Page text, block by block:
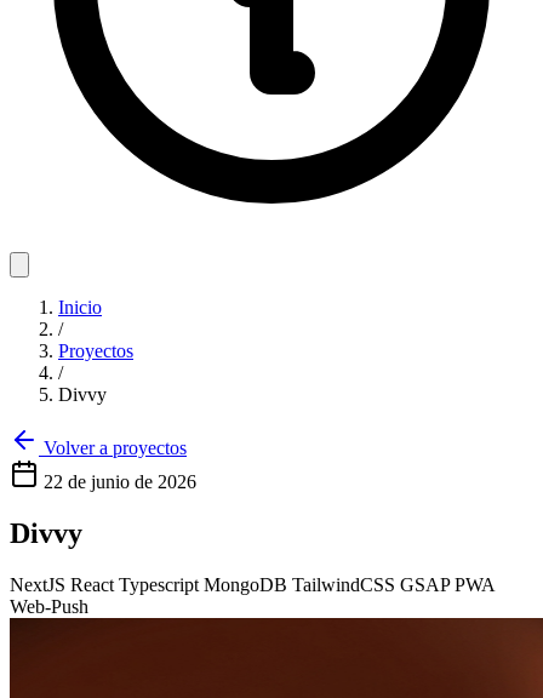
Inicio
/
Proyectos
/
Divvy
Volver a proyectos
22 de junio de 2026
Divvy
NextJS React Typescript MongoDB TailwindCSS GSAPPWA
Web-Push